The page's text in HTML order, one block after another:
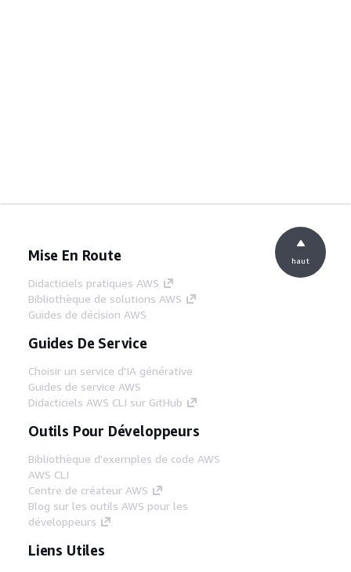
Mise En Route
Didacticiels pratiques AWS
Bibliothèque de solutions AWS
Guides de décision AWS
Guides De Service
Choisir un service d'IA générative
Guides de service AWS
Didacticiels AWS CLI sur GitHub
Outils Pour Développeurs
Bibliothèque d'exemples de code AWS
AWS CLI
Centre de créateur AWS
Blog sur les outils AWS pour les
développeurs
Liens Utiles
haut